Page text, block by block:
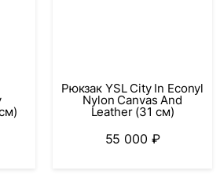
Рюкзак YSL City In Econyl
Nylon Canvas And
Leather (31 см)
55 000 ₽